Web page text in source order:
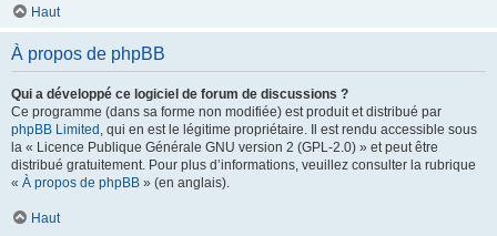
Haut
À propos de phpBB
Qui a développé ce logiciel de forum de discussions ?
Ce programme (dans sa forme non modifiée) est produit et distribué par
phpBB Limited , qui en est le légitime propriétaire. Il est rendu accessible sous
la « Licence Publique Générale GNU version 2 (GPL-2.0) » et peut être
distribué gratuitement. Pour plus d’informations, veuillez consulter la rubrique
« À propos de phpBB » (en anglais).
Haut